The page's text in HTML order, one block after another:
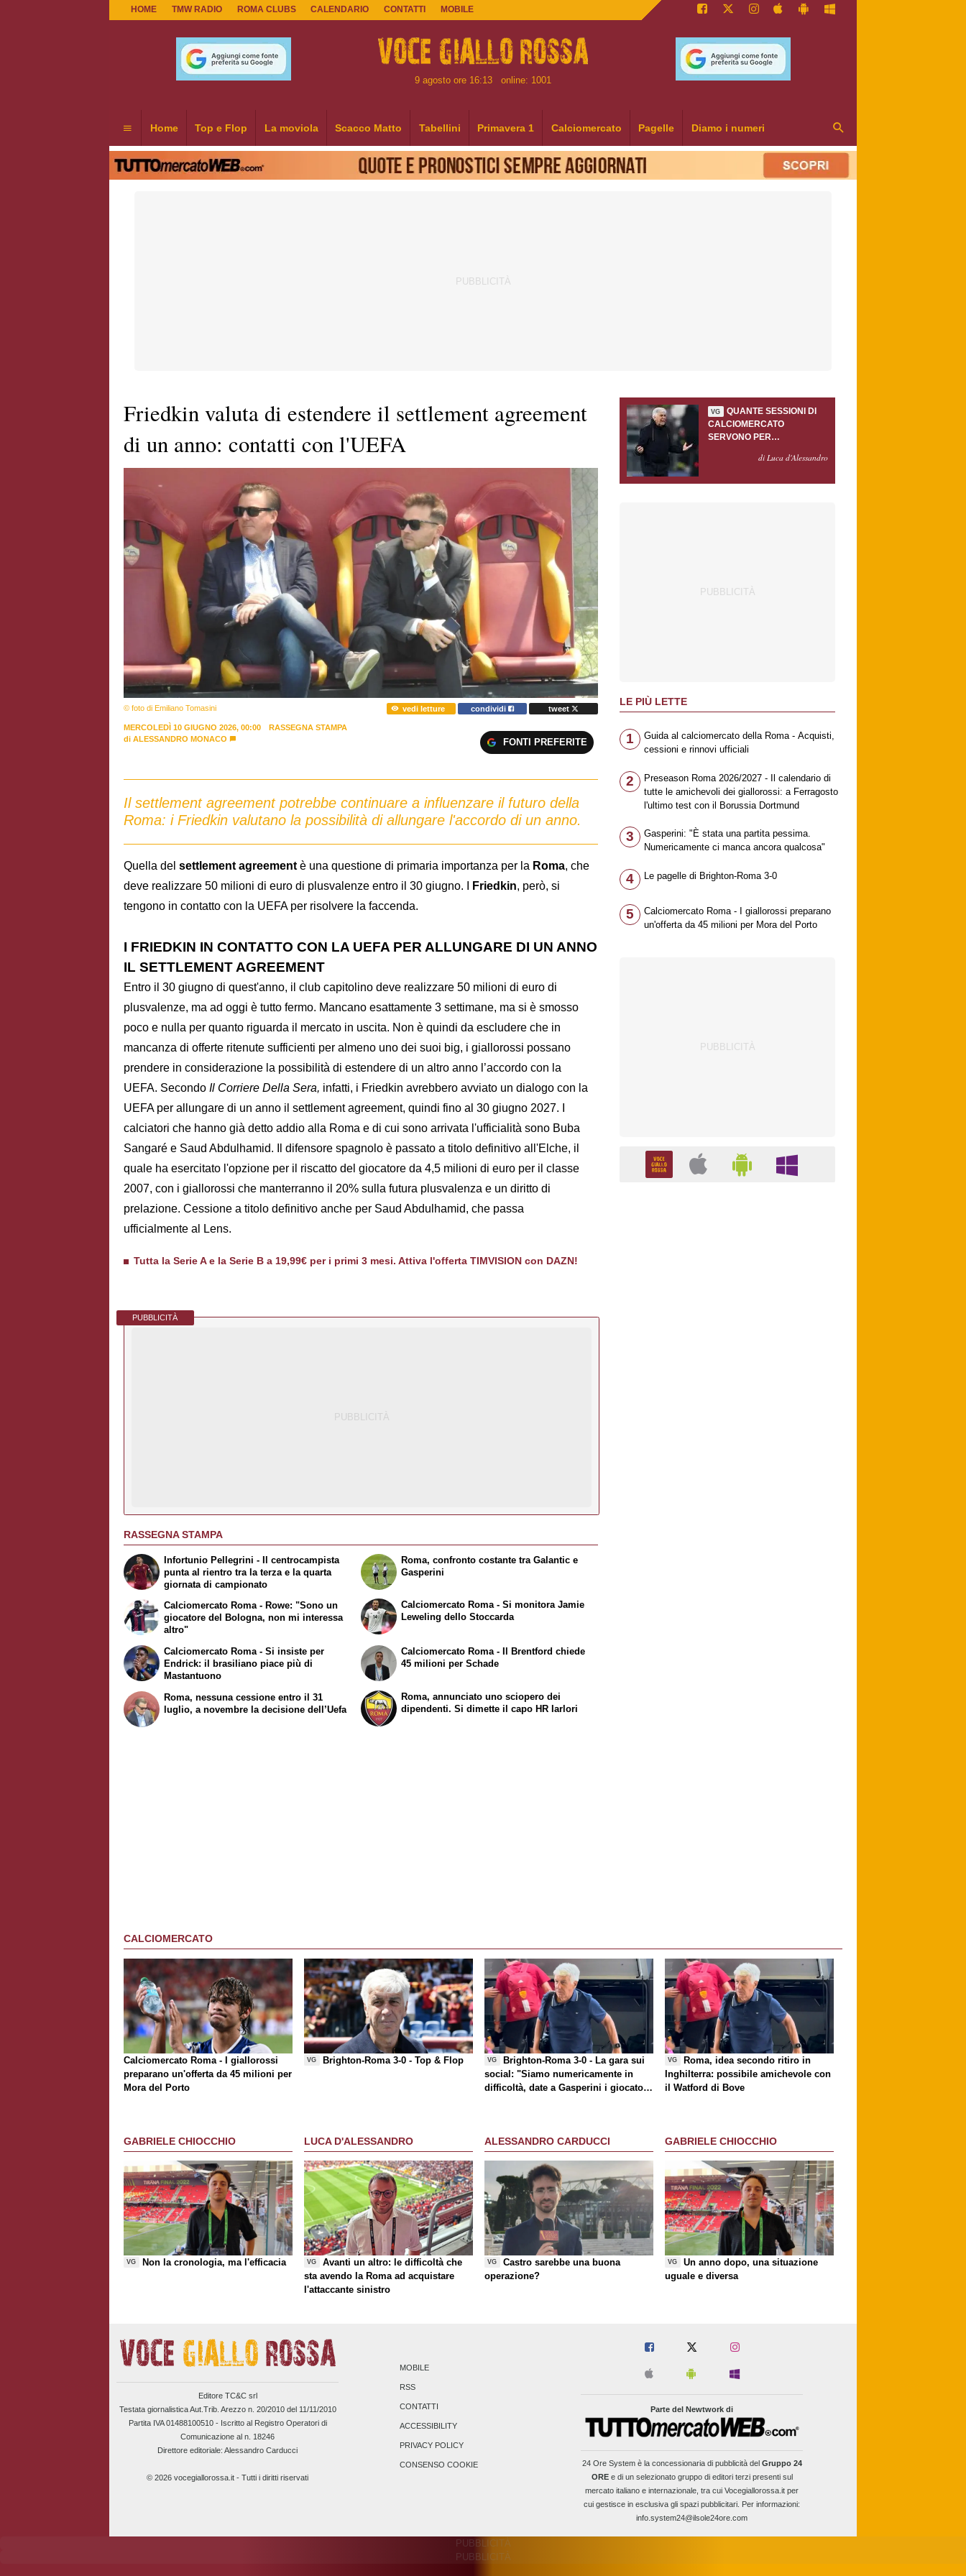
HOME TMW RADIO ROMA CLUBS CALENDARIO CONTATTI MOBILE
9 agosto ore 16:13 online: 1001
Home Top e Flop La moviola Scacco Matto Tabellini Primavera 1 Calciomercato Pagelle Diamo i numeri
Friedkin valuta di estendere il settlement agreement
di un anno: contatti con l'UEFA
© foto di Emiliano Tomasini vedi letture condividi tweet
MERCOLEDÌ 10 GIUGNO 2026, 00:00
RASSEGNA STAMPA
di ALESSANDRO MONACO FONTI PREFERITE
Il settlement agreement potrebbe continuare a influenzare il futuro della
Roma: i Friedkin valutano la possibilità di allungare l'accordo di un anno.
Quella del settlement agreement è una questione di primaria importanza per la Roma, che
deve realizzare 50 milioni di euro di plusvalenze entro il 30 giugno. I
Friedkin, però, si
tengono in contatto con la UEFA per risolvere la faccenda.
I FRIEDKIN IN CONTATTO CON LA UEFA PER ALLUNGARE DI UN ANNO
IL SETTLEMENT AGREEMENT
Entro il 30 giugno di quest'anno, il club capitolino deve realizzare 50 milioni di euro di
plusvalenze, ma ad oggi è tutto fermo. Mancano esattamente 3 settimane, ma si è smosso
poco e nulla per quanto riguarda il mercato in uscita. Non è quindi da escludere che in
mancanza di offerte ritenute sufficienti per almeno uno dei suoi big, i giallorossi possano
prendere in considerazione la possibilità di estendere di un altro anno l’accordo con la
UEFA. Secondo Il Corriere Della Sera, infatti, i Friedkin avrebbero avviato un dialogo con la
UEFA per allungare di un anno il settlement agreement, quindi fino al 30 giugno 2027. I
calciatori che hanno già detto addio alla Roma e di cui sono arrivata l'ufficialità sono Buba
Sangaré e Saud Abdulhamid. Il difensore spagnolo è passato a titolo definitivo all'Elche, il
quale ha esercitato l'opzione per il riscatto del giocatore da 4,5 milioni di euro per il classe
2007, con i giallorossi che manterranno il 20% sulla futura plusvalenza e un diritto di
prelazione. Cessione a titolo definitivo anche per Saud Abdulhamid, che passa
ufficialmente al Lens.
Tutta la Serie A e la Serie B a 19,99€ per i primi 3 mesi. Attiva l'offerta TIMVISION con DAZN!
PUBBLICITÀ
RASSEGNA STAMPA
Infortunio Pellegrini - Il centrocampista
punta al rientro tra la terza e la quarta
giornata di campionato
Calciomercato Roma - Rowe: "Sono un
giocatore del Bologna, non mi interessa
altro"
Roma, confronto costante tra Galantic e
Gasperini
Calciomercato Roma - Si monitora Jamie
Leweling dello Stoccarda
Calciomercato Roma - Si insiste per
Endrick: il brasiliano piace più di
Mastantuono
Roma, nessuna cessione entro il 31
luglio, a novembre la decisione dell’Uefa
Calciomercato Roma - Il Brentford chiede
45 milioni per Schade
Roma, annunciato uno sciopero dei
dipendenti. Si dimette il capo HR Iarlori
VG
QUANTE SESSIONI DI
CALCIOMERCATO
SERVONO PER
GASPERINI?di Luca d'Alessandro
LE PIÙ LETTE
1
Guida al calciomercato della Roma - Acquisti,
cessioni e rinnovi ufficiali
2
Preseason Roma 2026/2027 - Il calendario di
tutte le amichevoli dei giallorossi: a Ferragosto
l'ultimo test con il Borussia Dortmund
3
Gasperini: "È stata una partita pessima.
Numericamente ci manca ancora qualcosa"
4 Le pagelle di Brighton-Roma 3-0
5
Calciomercato Roma - I giallorossi preparano
un'offerta da 45 milioni per Mora del Porto
CALCIOMERCATO
Calciomercato Roma - I giallorossi
preparano un'offerta da 45 milioni per
Mora del Porto
VG Brighton-Roma 3-0 -Top & Flop VG
Brighton-Roma 3-0 - La gara sui
social: "Siamo numericamente in
difficoltà, date a Gasperini i giocatori
VG
Roma, idea secondo ritiro in
Inghilterra: possibile amichevole con
il Watford di Bove
GABRIELE CHIOCCHIO
VG Non la cronologia, ma l'efficacia
LUCA D'ALESSANDRO
VG
Avanti un altro: le difficoltà che
sta avendo la Roma ad acquistare
l'attaccante sinistro
ALESSANDRO CARDUCCI
VG
Castro sarebbe una buona
operazione?
GABRIELE CHIOCCHIO
VG
Un anno dopo, una situazione
uguale e diversa
Editore TC&C srl
Testata giornalistica Aut.Trib. Arezzo n. 20/2010 del 11/11/2010
Partita IVA 01488100510 - Iscritto al Registro Operatori di
Comunicazione al n. 18246
Direttore editoriale: Alessandro Carducci
© 2026 vocegiallorossa.it - Tutti i diritti riservati
MOBILE
RSS
CONTATTI
ACCESSIBILITY
PRIVACY POLICY
CONSENSO COOKIE
Parte del Newtwork di
24 Ore Systemè la concessionaria di pubblicità del Gruppo 24
OREe di un selezionato gruppo di editori terzi presenti sul
mercato italiano e internazionale, tra cui Vocegiallorossa.it per
cui gestisce in esclusiva gli spazi pubblicitari. Per informazioni:
info.system24@ilsole24ore.com